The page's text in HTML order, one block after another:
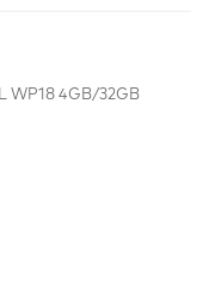
4GB/32GB